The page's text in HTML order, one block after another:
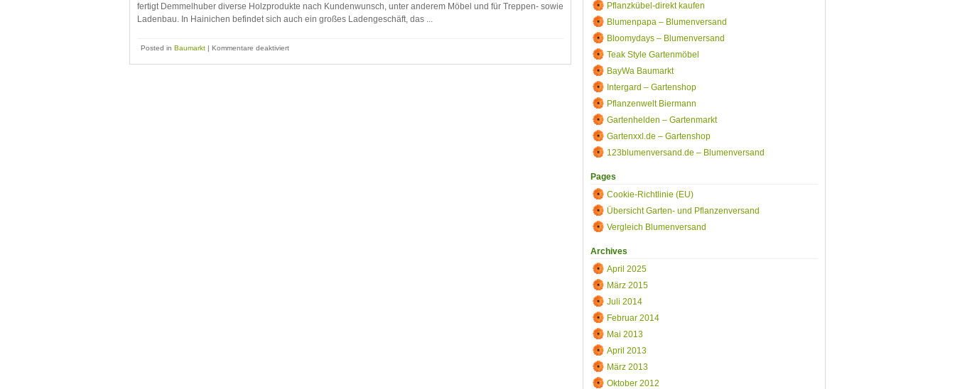
fertigt Demmelhuber diverse Holzprodukte nach Kundenwunsch, unter anderem Möbel und für Treppen- sowie
Ladenbau. In Hainichen befindet sich auch ein großes Ladengeschäft, das ...
Posted in Baumarkt | Kommentare deaktiviertfür
Pflanzkübel-direkt kaufen
Blumenpapa – Blumenversand
Bloomydays – Blumenversand
Teak Style Gartenmöbel
BayWa Baumarkt
Intergard – Gartenshop
Pflanzenwelt Biermann
Gartenhelden – Gartenmarkt
Gartenxxl.de – Gartenshop
123blumenversand.de – Blumenversand
Pages
Cookie-Richtlinie (EU)
Übersicht Garten- und Pflanzenversand
Vergleich Blumenversand
Archives
April 2025
März 2015
Juli 2014
Februar 2014
Mai 2013
April 2013
März 2013
Oktober 2012